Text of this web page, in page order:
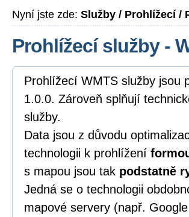
Nyní jste zde: Služby / Prohlížecí /
Prohlížecí služby -
Prohlížecí WMTS služby jsou
1.0.0. Zároveň splňují
služby.
Data jsou z důvodu
technologii k prohlížení
s mapou jsou tak podstatně
Jedná se o technologii
mapové servery (např.